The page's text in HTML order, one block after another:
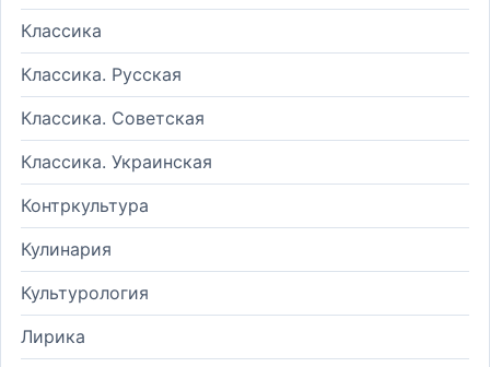
Классика
Классика. Русская
Классика. Советская
Классика. Украинская
Контркультура
Кулинария
Культурология
Лирика